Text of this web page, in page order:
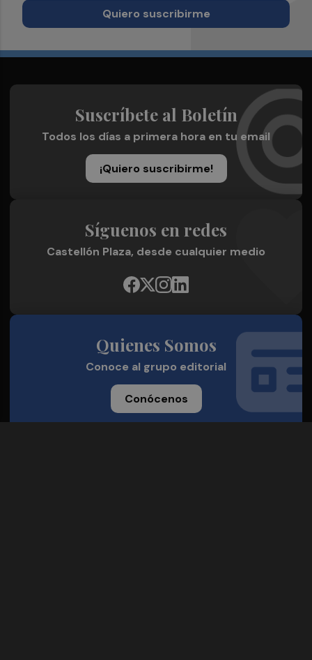
Quiero suscribirme
Suscríbete al Boletín
Todos los días a primera hora en tu email
¡Quiero suscribirme!
Síguenos en redes
Castellón Plaza, desde cualquier medio
Quienes Somos
Conoce al grupo editorial
Conócenos